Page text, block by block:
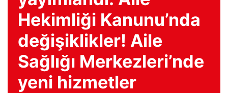
Hekimliği Kanunu’nda
değişiklikler! Aile
Sağlığı Merkezleri’nde
yeni hizmetler